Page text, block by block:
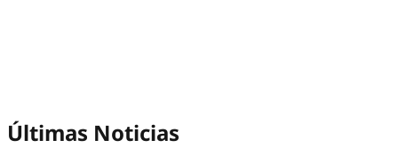
Últimas Noticias